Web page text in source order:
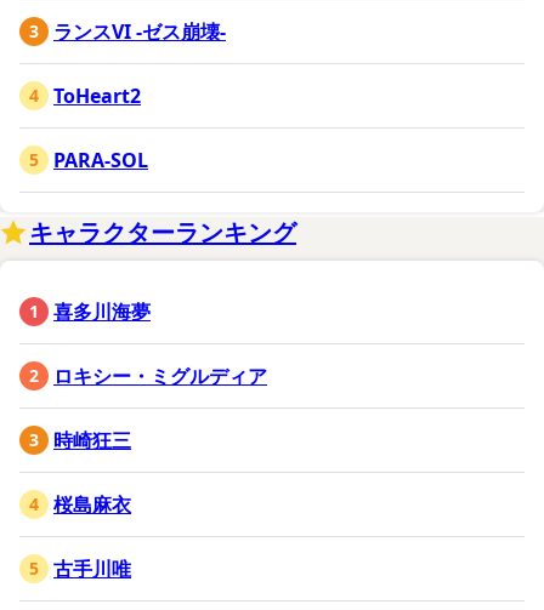
ランスVI -ゼス崩壊-
ToHeart2
PARA-SOL
キャラクターランキング
喜多川海夢
ロキシー・ミグルディア
時崎狂三
桜島麻衣
古手川唯